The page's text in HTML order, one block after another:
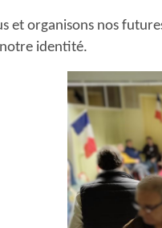
et organisons nos
identité.